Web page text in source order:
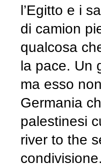
l’Egitto e i
di camion
qualcosa
la pace. Un
ma esso
Germania
palestinesi
river to the